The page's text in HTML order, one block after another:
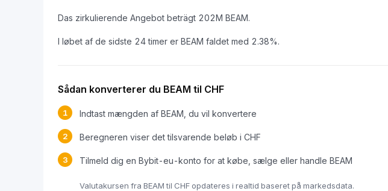
Das zirkulierende Angebot beträgt 202M BEAM.
I løbet af de sidste 24 timer er BEAM faldet med 2.38%.
Sådan konverterer du BEAM til CHF
1 Indtast mængden af BEAM, du vil konvertere
2 Beregneren viser det tilsvarende beløb i CHF
3 Tilmeld dig en Bybit-eu-konto for at købe, sælge eller handle BEAM
Valutakursen fra BEAM til CHF opdateres i realtid baseret på markedsdata.